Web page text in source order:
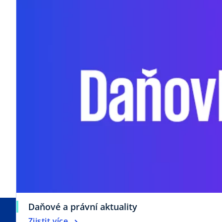
Daňové a právní aktualityo